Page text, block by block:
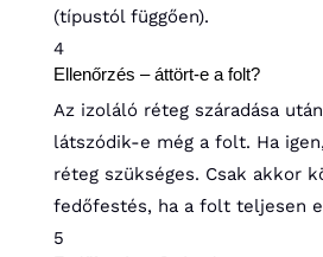
(típustól függően).
4
Ellenőrzés – áttört-e a folt?
Az izoláló réteg száradása
látszódik-e még a folt. Ha
réteg szükséges. Csak akkor
fedőfestés, ha a folt teljesen
5